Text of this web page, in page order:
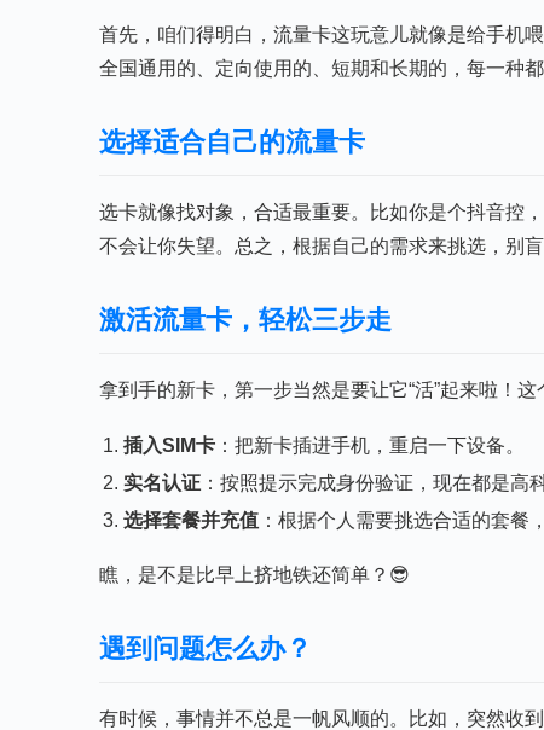
首先，咱们得明白，流量卡这玩意儿就像是给手机
全国通用的、定向使用的、短期和长期的，每一种
选择适合自己的流量卡
选卡就像找对象，合适最重要。比如你是个抖音控
不会让你失望。总之，根据自己的需求来挑选，别盲
激活流量卡，轻松三步走
拿到手的新卡，第一步当然是要让它“活”起来啦！这
插入SIM卡 ：把新卡插进手机，重启一下设备。
实名认证 ：按照提示完成身份验证，现在都是高
选择套餐并充值 ：根据个人需要挑选合适的套餐
瞧，是不是比早上挤地铁还简单？😎
遇到问题怎么办？
有时候，事情并不总是一帆风顺的。比如，突然收